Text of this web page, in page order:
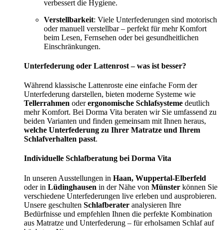
verbessert die Hygiene.
Verstellbarkeit: Viele Unterfederungen sind motorisch
oder manuell verstellbar – perfekt für mehr Komfort
beim Lesen, Fernsehen oder bei gesundheitlichen
Einschränkungen.
Unterfederung oder Lattenrost – was ist besser?
Während klassische Lattenroste eine einfache Form der
Unterfederung darstellen, bieten moderne Systeme wie
Tellerrahmen oderergonomische Schlafsysteme deutlich
mehr Komfort. Bei Dorma Vita beraten wir Sie umfassend zu
beiden Varianten und finden gemeinsam mit Ihnen heraus,
welche Unterfederung zu Ihrer Matratze und Ihrem
Schlafverhalten passt.
Individuelle Schlafberatung bei Dorma Vita
In unseren Ausstellungen in Haan, Wuppertal-Elberfeld
oder in Lüdinghausen in der Nähe von Münster können Sie
verschiedene Unterfederungen live erleben und ausprobieren.
Unsere geschulten Schlafberater analysieren Ihre
Bedürfnisse und empfehlen Ihnen die perfekte Kombination
aus Matratze und Unterfederung – für erholsamen Schlaf auf